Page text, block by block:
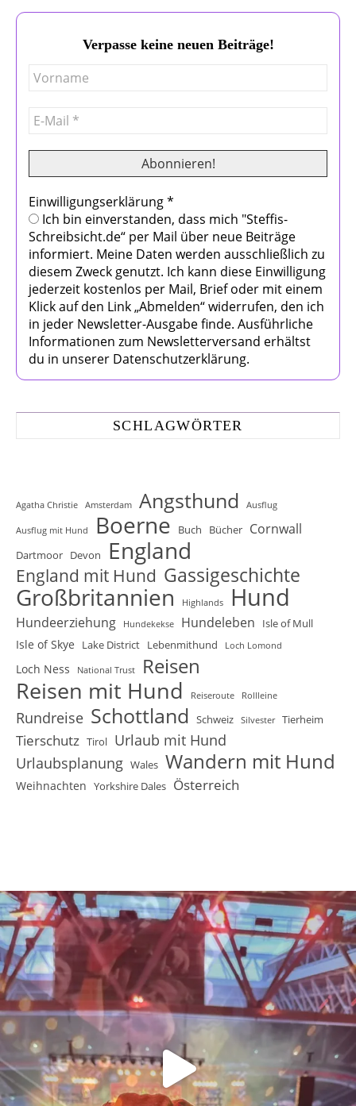
Verpasse keine neuen Beiträge!
Einwilligungserklärung*
Ich bin einverstanden, dass mich "Steffis-
Schreibsicht.de“ per Mail über neue Beiträge
informiert. Meine Daten werden ausschließlich zu
diesem Zweck genutzt. Ich kann diese Einwilligung
jederzeit kostenlos per Mail, Brief oder mit einem
Klick auf den Link „Abmelden“ widerrufen, den ich
in jeder Newsletter-Ausgabe finde. Ausführliche
Informationen zum Newsletterversand erhältst
du in unserer Datenschutzerklärung.
SCHLAGWÖRTER
Agatha Christie Amsterdam Angsthund Ausflug
Ausflug mit Hund Boerne Buch Bücher Cornwall
Dartmoor Devon England
England mit Hund Gassigeschichte
Großbritannien Highlands Hund
Hundeerziehung Hundekekse Hundeleben Isle of Mull
Isle of Skye Lake District Lebenmithund Loch Lomond
Loch Ness National Trust Reisen
Reisen mit Hund Reiseroute Rollleine
Rundreise Schottland Schweiz Silvester Tierheim
Tierschutz Tirol Urlaub mit Hund
Urlaubsplanung Wales Wandern mit Hund
Weihnachten Yorkshire Dales Österreich